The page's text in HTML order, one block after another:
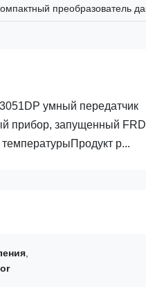
преобразователь
умный передатчик
прибор, запущенный FRD
р...